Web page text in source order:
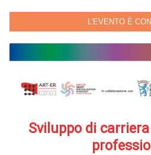
L'EVENTO È
Sviluppo di